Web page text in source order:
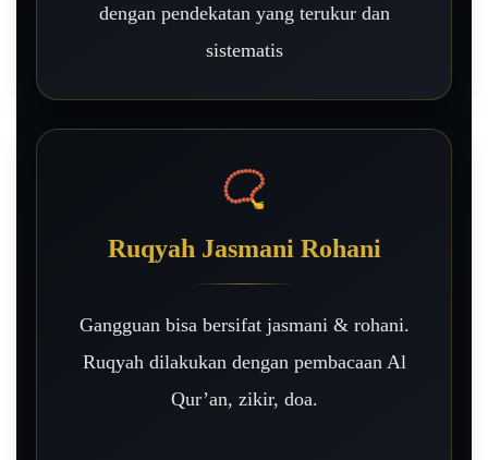
dengan pendekatan yang terukur dan
sistematis
📿
Ruqyah Jasmani Rohani
Gangguan bisa bersifat jasmani & rohani.
Ruqyah dilakukan dengan pembacaan Al
Qur’an, zikir, doa.